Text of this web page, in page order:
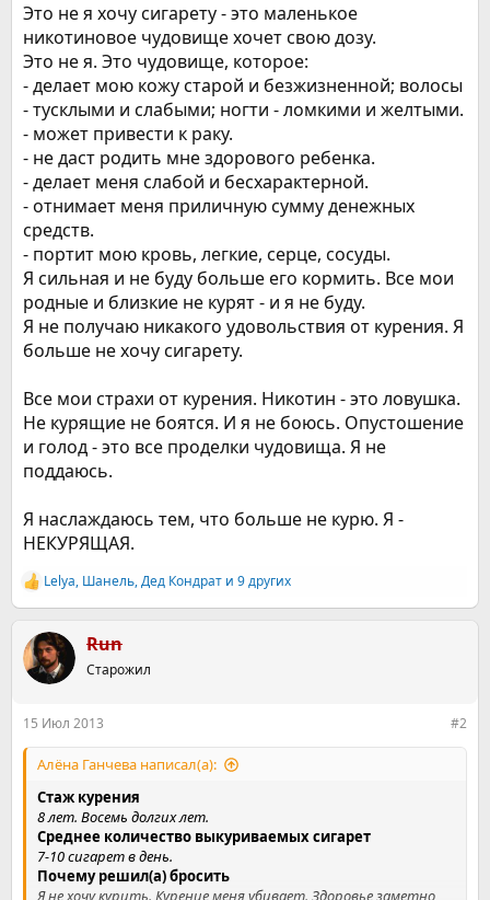
Это не я хочу сигарету - это маленькое
никотиновое чудовище хочет свою дозу.
Это не я. Это чудовище, которое:
- делает мою кожу старой и безжизненной; волосы
- тусклыми и слабыми; ногти - ломкими и желтыми.
- может привести к раку.
- не даст родить мне здорового ребенка.
- делает меня слабой и бесхарактерной.
- отнимает меня приличную сумму денежных
средств.
- портит мою кровь, легкие, серце, сосуды.
Я сильная и не буду больше его кормить. Все мои
родные и близкие не курят - и я не буду.
Я не получаю никакого удовольствия от курения. Я
больше не хочу сигарету.
Все мои страхи от курения. Никотин - это ловушка.
Не курящие не боятся. И я не боюсь. Опустошение
и голод - это все проделки чудовища. Я не
поддаюсь.
Я наслаждаюсь тем, что больше не курю. Я -
НЕКУРЯЩАЯ.
Р
е
к
ц
и
Lelya, Шанель,Дед Кондрат и 9 других
Run
Старожил
15 Июл 2013 #2
Алёна Ганчева написал(а):
Стаж курения
8 лет. Восемь долгих лет.
Среднее количество выкуриваемых сигарет
7-10 сигарет в день.
Почему решил(а) бросить
Я не хочу курить. Курение меня убивает. Здоровье заметно